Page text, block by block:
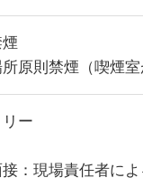
原則禁煙（喫煙
ー
：現場責任者に